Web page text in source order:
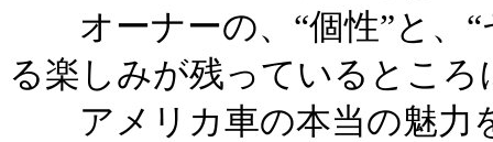
オーナーの、“個性”と、“
る楽しみが残っているところ
アメリカ車の本当の魅力